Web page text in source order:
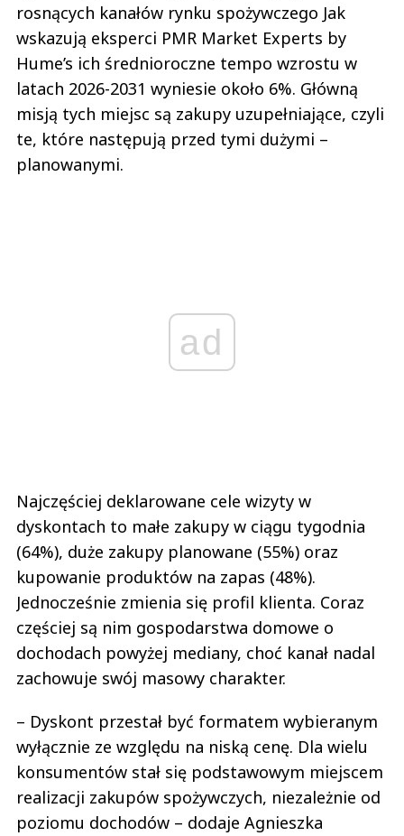
rosnących kanałów rynku spożywczego Jak
wskazują eksperci PMR Market Experts by
Hume’s ich średnioroczne tempo wzrostu w
latach 2026-2031 wyniesie około 6%. Główną
misją tych miejsc są zakupy uzupełniające, czyli
te, które następują przed tymi dużymi –
planowanymi.
ad
Najczęściej deklarowane cele wizyty w
dyskontach to małe zakupy w ciągu tygodnia
(64%), duże zakupy planowane (55%) oraz
kupowanie produktów na zapas (48%).
Jednocześnie zmienia się profil klienta. Coraz
częściej są nim gospodarstwa domowe o
dochodach powyżej mediany, choć kanał nadal
zachowuje swój masowy charakter.
– Dyskont przestał być formatem wybieranym
wyłącznie ze względu na niską cenę. Dla wielu
konsumentów stał się podstawowym miejscem
realizacji zakupów spożywczych, niezależnie od
poziomu dochodów – dodaje Agnieszka